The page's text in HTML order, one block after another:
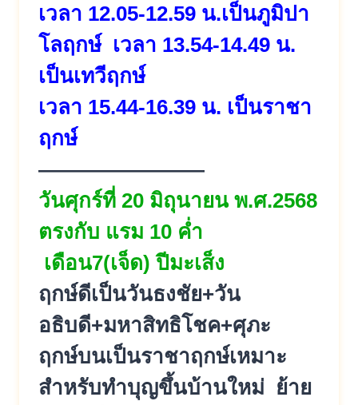
เวลา 12.05-12.59 น.เป็นภูมิปา
โลฤกษ์ เวลา 13.54-14.49 น.
เป็นเทวีฤกษ์
เวลา 15.44-16.39 น. เป็นราชา
ฤกษ์
————————
วันศุกร์ที่ 20 มิถุนายน พ.ศ.2568
ตรงกับ แรม 10 ค่ำ
เดือน7(เจ็ด) ปีมะเส็ง
ฤกษ์ดีเป็นวันธงชัย+วัน
อธิบดี+มหาสิทธิโชค+ศุภะ
ฤกษ์บนเป็นราชาฤกษ์เหมาะ
สำหรับทำบุญขึ้นบ้านใหม่ ย้าย